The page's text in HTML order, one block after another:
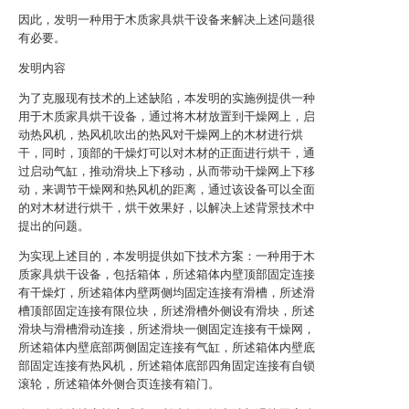
因此，发明一种用于木质家具烘干设备来解决上述问题很
有必要。
发明内容
为了克服现有技术的上述缺陷，本发明的实施例提供一种
用于木质家具烘干设备，通过将木材放置到干燥网上，启
动热风机，热风机吹出的热风对干燥网上的木材进行烘
干，同时，顶部的干燥灯可以对木材的正面进行烘干，通
过启动气缸，推动滑块上下移动，从而带动干燥网上下移
动，来调节干燥网和热风机的距离，通过该设备可以全面
的对木材进行烘干，烘干效果好，以解决上述背景技术中
提出的问题。
为实现上述目的，本发明提供如下技术方案：一种用于木
质家具烘干设备，包括箱体，所述箱体内壁顶部固定连接
有干燥灯，所述箱体内壁两侧均固定连接有滑槽，所述滑
槽顶部固定连接有限位块，所述滑槽外侧设有滑块，所述
滑块与滑槽滑动连接，所述滑块一侧固定连接有干燥网，
所述箱体内壁底部两侧固定连接有气缸，所述箱体内壁底
部固定连接有热风机，所述箱体底部四角固定连接有自锁
滚轮，所述箱体外侧合页连接有箱门。